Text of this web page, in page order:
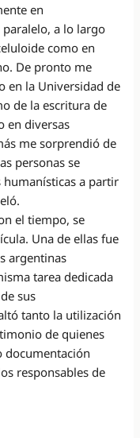
en
paralelo, a lo largo
como en
De pronto me
en la Universidad de
de la escritura de
en diversas
me sorprendió de
personas se
humanísticas a partir
el tiempo, se
Una de ellas fue
argentinas
tarea dedicada
sus
tanto la utilización
de quienes
documentación
responsables de